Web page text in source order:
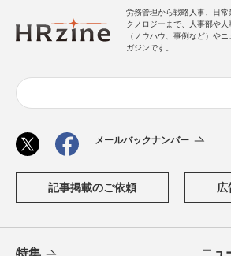
労務管理から戦略人事、日
クノロジーまで、人事部や
（ノウハウ、事例など）や
ガジンです。
メールバックナンバー
記事掲載のご依頼